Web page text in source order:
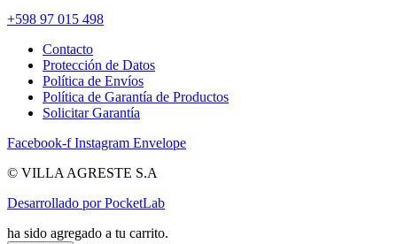
+598 97 015 498
Contacto
Protección de Datos
Política de Envíos
Política de Garantía de Productos
Solicitar Garantía
Facebook-f Instagram Envelope
© VILLA AGRESTE S.A
Desarrollado por PocketLab
ha sido agregado a tu carrito.